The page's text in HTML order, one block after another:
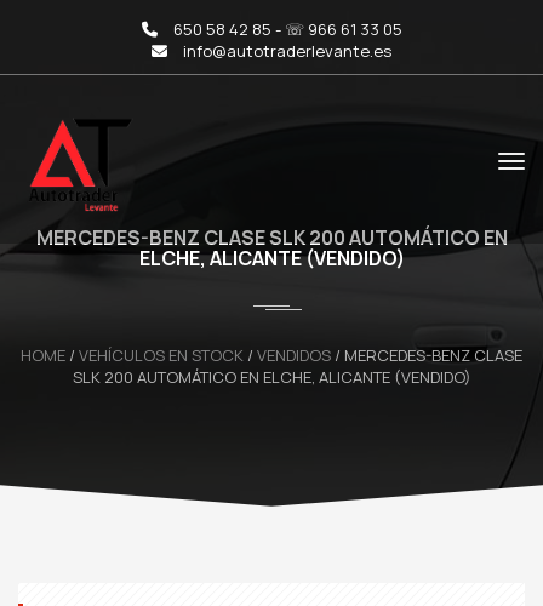
650 58 42 85 - ☏ 966 61 33 05
info@autotraderlevante.es
MERCEDES-BENZ CLASE SLK 200 AUTOMÁTICO EN
ELCHE, ALICANTE (VENDIDO)
HOME / VEHÍCULOS EN STOCK / VENDIDOS / MERCEDES-BENZ CLASE
SLK 200 AUTOMÁTICO EN ELCHE, ALICANTE (VENDIDO)